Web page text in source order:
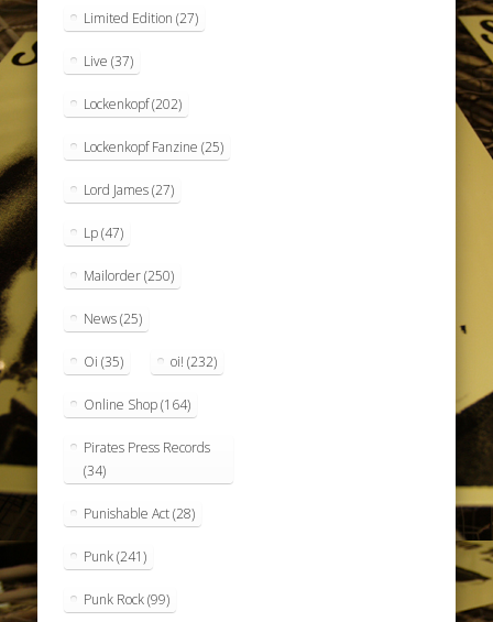
Limited Edition (27)
Live (37)
Lockenkopf(202)
Lockenkopf Fanzine (25)
Lord James(27)
Lp(47)
Mailorder(250)
News(25)
Oi (35) oi! (232)
Online Shop(164)
Pirates Press Records
(34)
Punishable Act(28)
Punk(241)
Punk Rock(99)